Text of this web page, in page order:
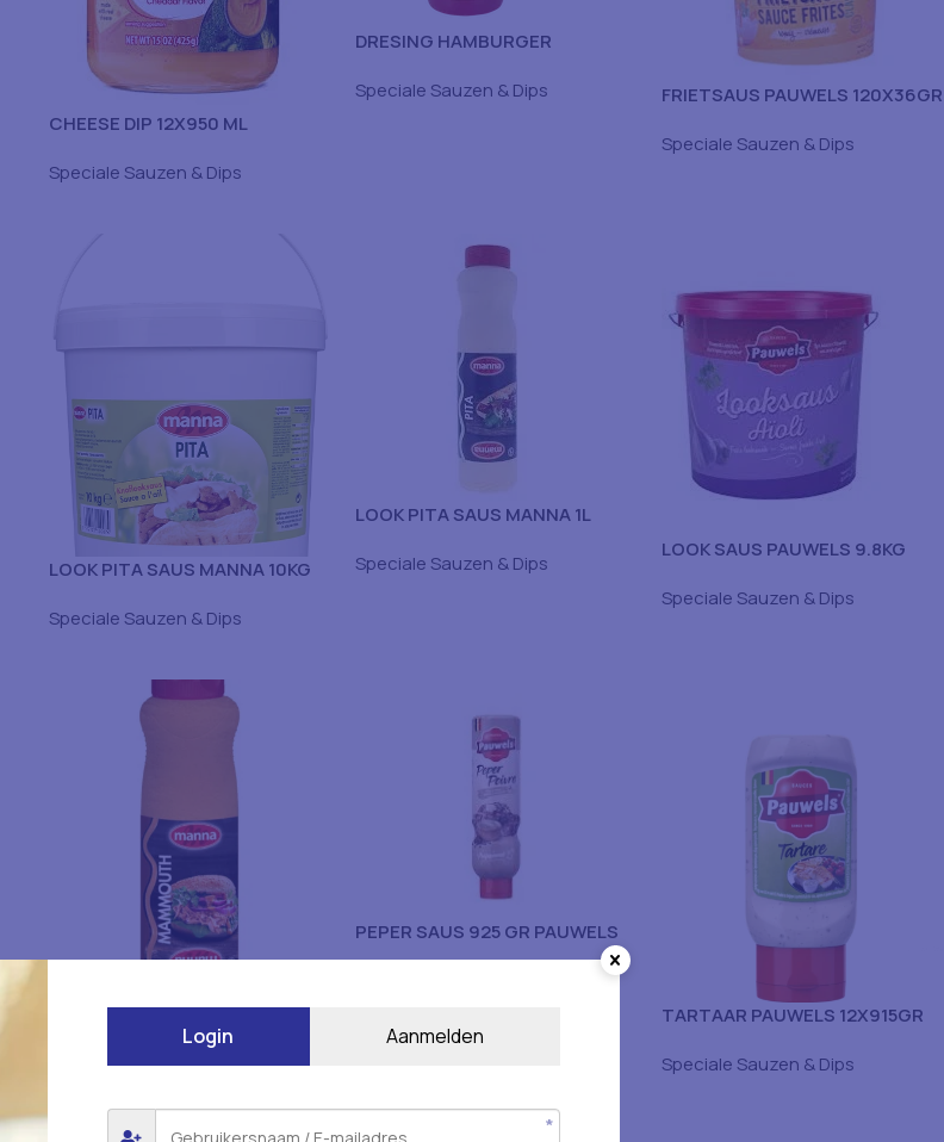
CHEESE DIP 12X950 ML
Speciale Sauzen & Dips
DRESING HAMBURGER
Speciale Sauzen & Dips
FRIETSAUS PAUWELS 120X36GR
Speciale Sauzen & Dips
LOOK PITA SAUS MANNA 10KG
Speciale Sauzen & Dips
LOOK PITA SAUS MANNA 1L
Speciale Sauzen & Dips
LOOK SAUS PAUWELS 9.8KG
Speciale Sauzen & Dips
MAMMOUTH MANNA 1L
Speciale Sauzen & Dips
PEPER SAUS 925 GR PAUWELS
TARTAAR PAUWELS 12X915GR
Speciale Sauzen & Dips
Login Aanmelden